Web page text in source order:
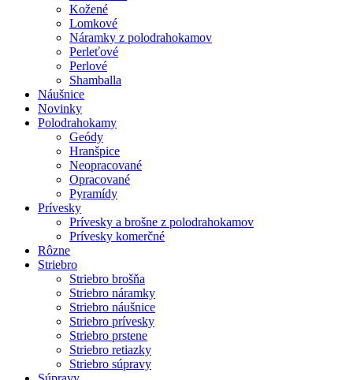
Kožené
Lomkové
Náramky z polodrahokamov
Perleťové
Perlové
Shamballa
Náušnice
Novinky
Polodrahokamy
Geódy
Hranšpice
Neopracované
Opracované
Pyramídy
Prívesky
Prívesky a brošne z polodrahokamov
Prívesky komerčné
Rôzne
Striebro
Striebro brošňa
Striebro náramky
Striebro náušnice
Striebro prívesky
Striebro prstene
Striebro retiazky
Striebro súpravy